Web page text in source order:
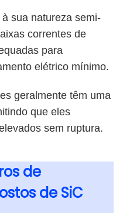
sua natureza semi-
correntes de
para
elétrico mínimo.
geralmente têm uma
que eles
sem ruptura.
de
de SiC